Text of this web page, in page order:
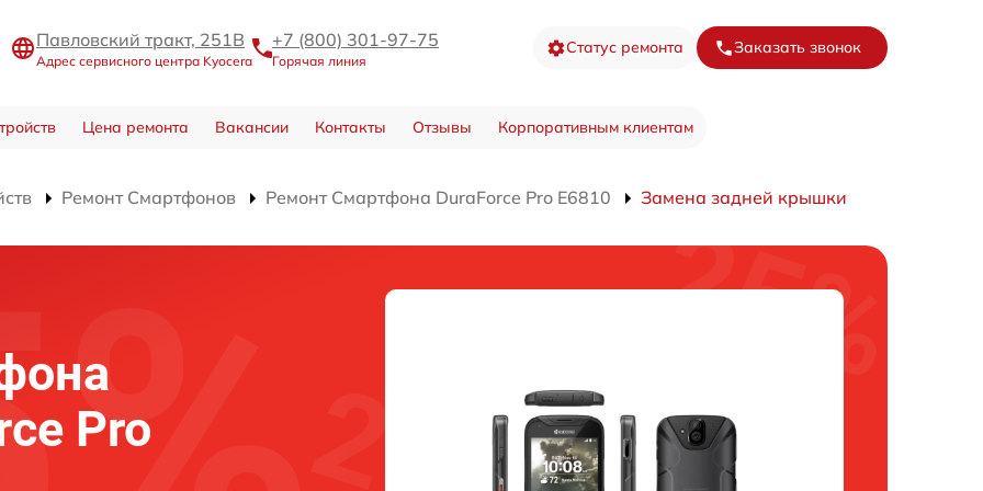
Павловский тракт, 251В
Адрес сервисного центра Kyocera
+7 (800) 301-97-75
Горячая линия
Статус ремонта Заказать звонок
Цена ремонта Вакансии Контакты Отзывы Корпоративным клиентам
Ремонт Смартфонов Ремонт Смартфона DuraForce Pro E6810 Замена задней крышки
Pro